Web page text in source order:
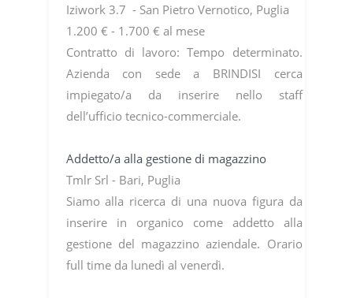
Iziwork 3.7 - San Pietro Vernotico, Puglia
1.200 € - 1.700 € al mese
Contratto di lavoro: Tempo determinato.
Azienda con sede a BRINDISI cerca
impiegato/a da inserire nello staff
dell’ufficio tecnico-commerciale.
Addetto/a alla gestione di magazzino
Tmlr Srl - Bari, Puglia
Siamo alla ricerca di una nuova figura da
inserire in organico come addetto alla
gestione del magazzino aziendale. Orario
full time da lunedì al venerdì.